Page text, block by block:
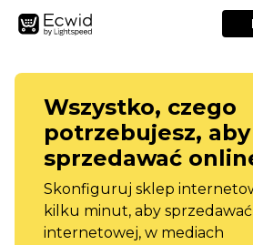
Wszystko, czego
potrzebujesz, aby
sprzedawać
Skonfiguruj sklep
kilku minut, aby
internetowej, w mediach